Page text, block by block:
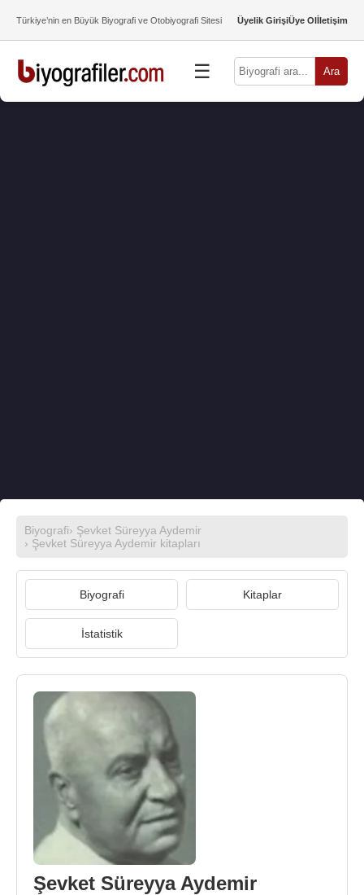
Türkiye’nin en Büyük Biyografi ve Otobiyografi Sitesi Üyelik GirişiÜye Olİletişim
☰ Ara
Biyografi› Şevket Süreyya Aydemir
› Şevket Süreyya Aydemir kitapları
Biyografi Kitaplar
İstatistik
Şevket Süreyya Aydemir